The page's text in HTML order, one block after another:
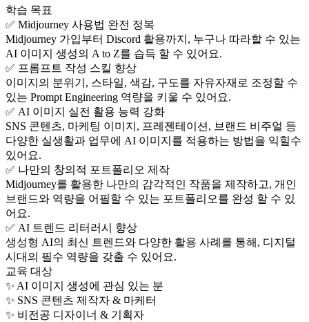
학습 목표
✅ Midjourney 사용법 완전 정복
Midjourney 가입부터 Discord 활용까지, 누구나 따라할 수 있는
AI 이미지 생성의 A to Z를 습득 할 수 있어요.
✅ 프롬프트 작성 스킬 향상
이미지의 분위기, 스타일, 색감, 구도를 자유자재로 조정할 수
있는 Prompt Engineering 역량을 키울 수 있어요.
✅ AI 이미지 실전 활용 능력 강화
SNS 콘텐츠, 마케팅 이미지, 프레젠테이션, 브랜드 비주얼 등
다양한 실생활과 업무에 AI 이미지를 적용하는 방법을 익힐수
있어요.
✅ 나만의 창의적 포트폴리오 제작
Midjourney를 활용한 나만의 감각적인 작품을 제작하고, 개인
브랜드와 역량을 어필할 수 있는 포트폴리오를 완성 할 수 있
어요.
✅ AI 트렌드 리터러시 향상
생성형 AI의 최신 트렌드와 다양한 활용 사례를 통해, 디지털
시대의 필수 역량을 갖출 수 있어요.
교육 대상
✨ AI 이미지 생성에 관심 있는 분
✨ SNS 콘텐츠 제작자 & 마케터
✨ 비전공 디자이너 & 기획자